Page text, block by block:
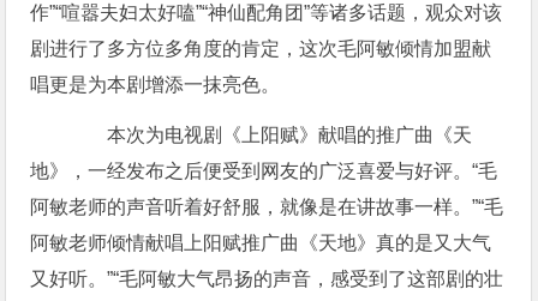
作”“喧嚣夫妇太好嗑”“神仙配角团”等诸多话题，观众对该
剧进行了多方位多角度的肯定，这次毛阿敏倾情加盟献
唱更是为本剧增添一抹亮色。
本次为电视剧《上阳赋》献唱的推广曲《天
地》，一经发布之后便受到网友的广泛喜爱与好评。“毛
阿敏老师的声音听着好舒服，就像是在讲故事一样。”“毛
阿敏老师倾情献唱上阳赋推广曲《天地》真的是又大气
又好听。”“毛阿敏大气昂扬的声音，感受到了这部剧的壮